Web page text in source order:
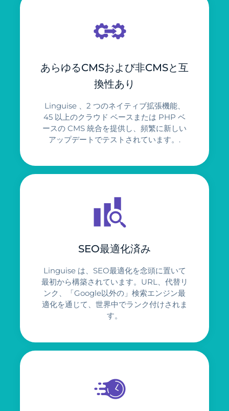
あらゆるCMSおよび非CMSと互
換性あり
Linguise 、2 つのネイティブ拡張機能、
45 以上のクラウド ベースまたは PHP ベ
ースの CMS 統合を提供し、頻繁に新しい
アップデートでテストされています。.
SEO最適化済み
Linguise は、SEO最適化を念頭に置いて
最初から構築されています。URL、代替リ
ンク、「Google以外の」検索エンジン最
適化を通じて、世界中でランク付けされま
す。